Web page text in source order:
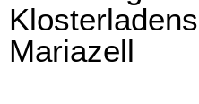
Mariazell